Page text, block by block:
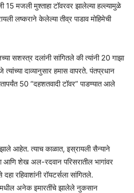
15 मजली मुश्ताहा टॉवरवर झालेल्या हल्ल्यामुळे
लष्कराने केलेल्या तीव्र पाडाव मोहिमेची
सशस्त्र दलांनी सांगितले की त्यांनी 20 गाझा
दाव्यानुसार हमास वापरते‌. पंतप्रधान
50 “दहशतवादी टॉवर” पाडण्यात आले
आहेत. त्याच काळात, इस्रायली सैन्याने
आणि शेख अल-रदवान परिसरातील भागांवर
रहिवाशांनी रॉयटर्सला सांगितले.
अनेक इमारतींचे झालेले नुकसान